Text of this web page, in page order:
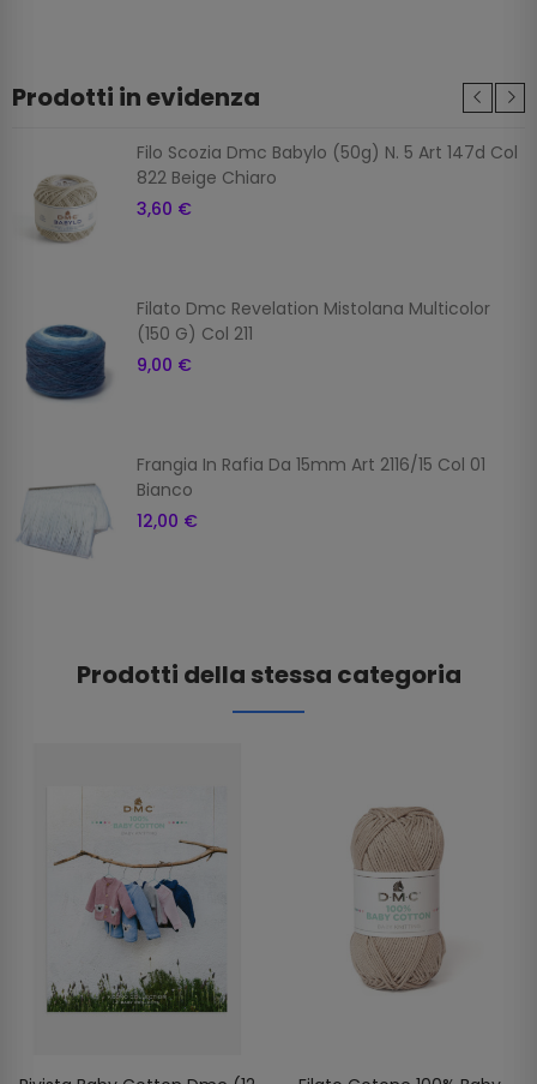
Prodotti in evidenza
Filo Scozia Dmc Babylo (50g) N. 5 Art 147d Col
822 Beige Chiaro
3,60 €
Filato Dmc Revelation Mistolana Multicolor
(150 G) Col 211
9,00 €
Frangia In Rafia Da 15mm Art 2116/15 Col 01
Bianco
12,00 €
Prodotti della stessa categoria